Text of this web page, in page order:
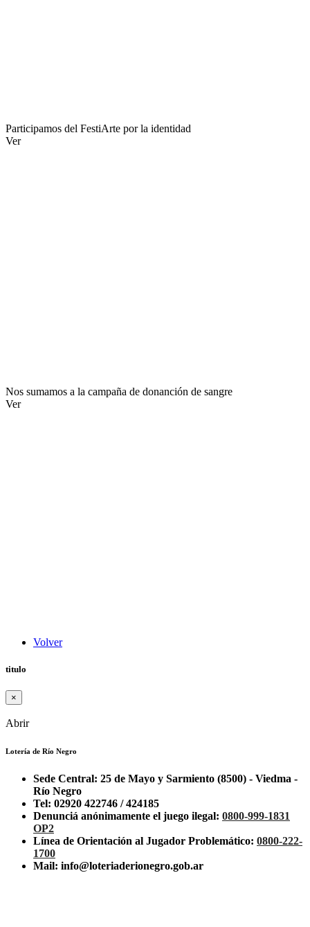
Participamos del FestiArte por la identidad
Ver
Nos sumamos a la campaña de donanción de sangre
Ver
Volver
titulo
×
Abrir
Lotería de Río Negro
Sede Central: 25 de Mayo y Sarmiento (8500) - Viedma -
Río Negro
Tel: 02920 422746 / 424185
Denunciá anónimamente el juego ilegal: 0800-999-1831
OP2
Línea de Orientación al Jugador Problemático: 0800-222-
1700
Mail: info@loteriaderionegro.gob.ar